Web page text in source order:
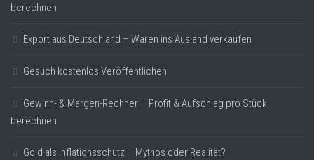
berechnen
Export aus Deutschland – Waren ins Ausland verkaufen
Gesuch kostenlos Veröffentlichen
Gewinn- & Margen-Rechner – Profit & Aufschlag pro Stück
berechnen
Gold als Inflationsschutz – Mythos oder Realität?